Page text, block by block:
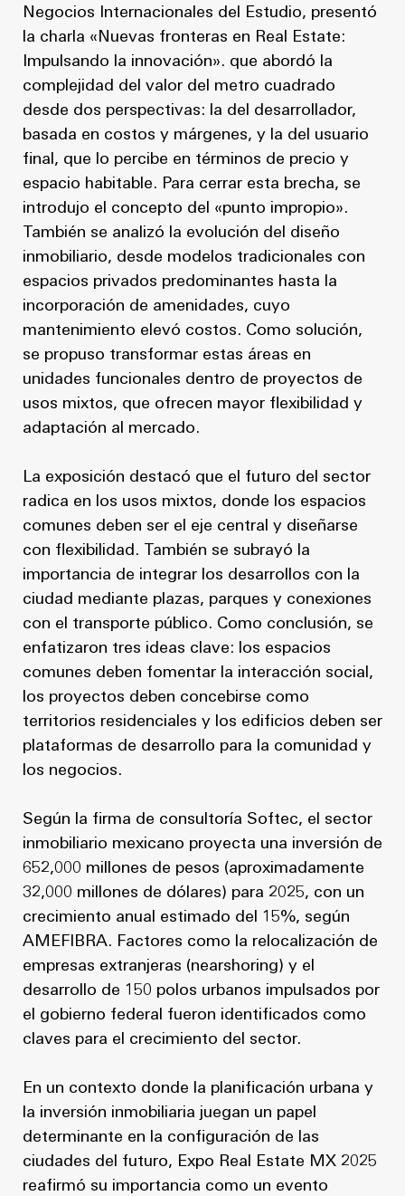
Negocios Internacionales del Estudio, presentó
la charla «Nuevas fronteras en Real Estate:
Impulsando la innovación». que abordó la
complejidad del valor del metro cuadrado
desde dos perspectivas: la del desarrollador,
basada en costos y márgenes, y la del usuario
final, que lo percibe en términos de precio y
espacio habitable. Para cerrar esta brecha, se
introdujo el concepto del «punto impropio».
También se analizó la evolución del diseño
inmobiliario, desde modelos tradicionales con
espacios privados predominantes hasta la
incorporación de amenidades, cuyo
mantenimiento elevó costos. Como solución,
se propuso transformar estas áreas en
unidades funcionales dentro de proyectos de
usos mixtos, que ofrecen mayor flexibilidad y
adaptación al mercado.
La exposición destacó que el futuro del sector
radica en los usos mixtos, donde los espacios
comunes deben ser el eje central y diseñarse
con flexibilidad. También se subrayó la
importancia de integrar los desarrollos con la
ciudad mediante plazas, parques y conexiones
con el transporte público. Como conclusión, se
enfatizaron tres ideas clave: los espacios
comunes deben fomentar la interacción social,
los proyectos deben concebirse como
territorios residenciales y los edificios deben ser
plataformas de desarrollo para la comunidad y
los negocios.
Según la firma de consultoría Softec, el sector
inmobiliario mexicano proyecta una inversión de
652,000 millones de pesos (aproximadamente
32,000 millones de dólares) para 2025, con un
crecimiento anual estimado del 15%, según
AMEFIBRA. Factores como la relocalización de
empresas extranjeras (nearshoring) y el
desarrollo de 150 polos urbanos impulsados por
el gobierno federal fueron identificados como
claves para el crecimiento del sector.
En un contexto donde la planificación urbana y
la inversión inmobiliaria juegan un papel
determinante en la configuración de las
ciudades del futuro, Expo Real Estate MX 2025
reafirmó su importancia como un evento